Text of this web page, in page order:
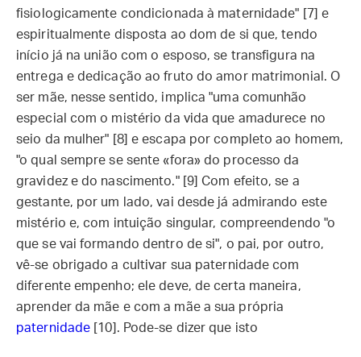
fisiologicamente condicionada à maternidade" [7] e
espiritualmente disposta ao dom de si que, tendo
início já na união com o esposo, se transfigura na
entrega e dedicação ao fruto do amor matrimonial. O
ser mãe, nesse sentido, implica "uma comunhão
especial com o mistério da vida que amadurece no
seio da mulher" [8] e escapa por completo ao homem,
"o qual sempre se sente «fora» do processo da
gravidez e do nascimento." [9] Com efeito, se a
gestante, por um lado, vai desde já admirando este
mistério e, com intuição singular, compreendendo "o
que se vai formando dentro de si", o pai, por outro,
vê-se obrigado a cultivar sua paternidade com
diferente empenho; ele deve, de certa maneira,
aprender da mãe e com a mãe a sua própria
paternidade [10]. Pode-se dizer que isto